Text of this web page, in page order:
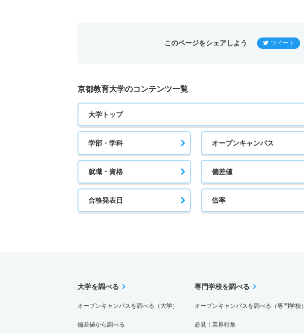
このページをシェアしよう ツイート
京都教育大学のコンテンツ一覧
大学トップ
学部・学科 オープンキャンパス
就職・資格 偏差値
合格発表日 倍率
大学を調べる
オープンキャンパスを調べる（大学）
偏差値から調べる
専門学校を調べる
オープンキャンパスを調べる（専門学校）
必見！業界特集